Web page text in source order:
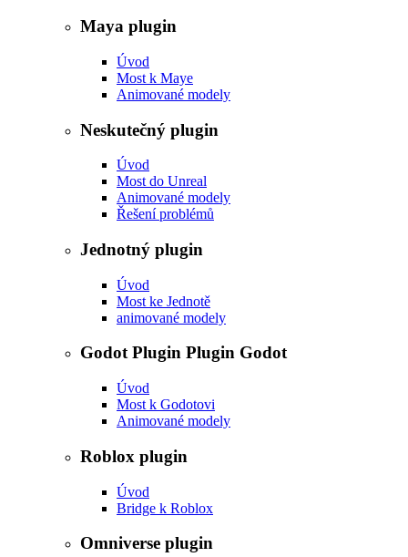
Maya plugin
Úvod
Most k Maye
Animované modely
Neskutečný plugin
Úvod
Most do Unreal
Animované modely
Řešení problémů
Jednotný plugin
Úvod
Most ke Jednotě
animované modely
Godot Plugin Plugin Godot
Úvod
Most k Godotovi
Animované modely
Roblox plugin
Úvod
Bridge k Roblox
Omniverse plugin